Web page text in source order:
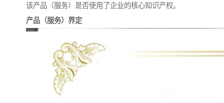
该产品（服务）是否使用了企业的核心知识产权。
产品（服务）界定